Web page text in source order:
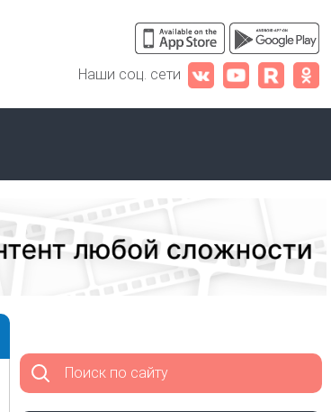
Наши соц. сети
Поиск по сайту